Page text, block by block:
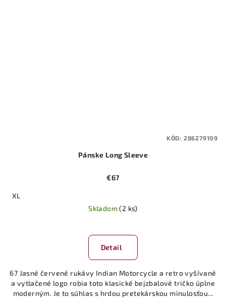
Pánske Long Sleeve
€67
XL
Skladom(2 ks)
Detail
67 Jasné červené rukávy Indian Motorcycle a retro vyšívané
a vytlačené logo robia toto klasické bejzbalové tričko úplne
moderným. Je to súhlas s hrdou pretekárskou minulosťou...
KÓD: 286279109